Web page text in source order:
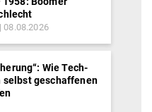
08.08.2026
Wie Tech-
selbst geschaffenen